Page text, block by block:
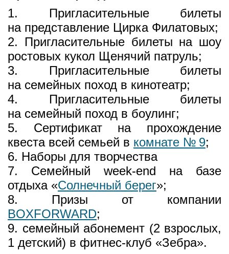
1. Пригласительные билеты
на представление Цирка Филатовых;
2. Пригласительные билеты на шоу
ростовых кукол Щенячий патруль;
3. Пригласительные билеты
на семейных поход в кинотеатр;
4. Пригласительные билеты
на семейный поход в боулинг;
5. Сертификат на прохождение
квеста всей семьей в комнате № 9;
6. Наборы для творчества
7. Семейный week-end на базе
отдыха «Солнечный берег»;
8. Призы от компании
BOXFORWARD;
9. семейный абонемент (2 взрослых,
1 детский) в фитнес-клуб «Зебра».